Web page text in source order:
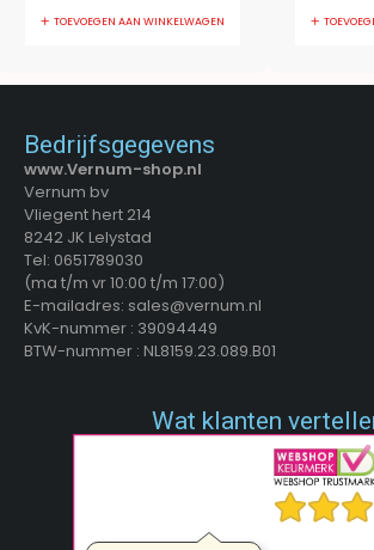
TOEVOEGEN AAN WINKELWAGEN
Bedrijfsgegevens
www.Vernum-shop.nl
Vernum bv
Vliegent hert 214
8242 JK Lelystad
Tel: 0651789030
(ma t/m vr 10:00 t/m 17:00)
E-mailadres: sales@vernum.nl
KvK-nummer : 39094449
BTW-nummer : NL8159.23.089.B01
Wat klanten